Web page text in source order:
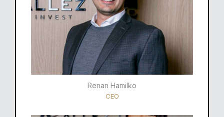
Renan Hamilko​
CEO